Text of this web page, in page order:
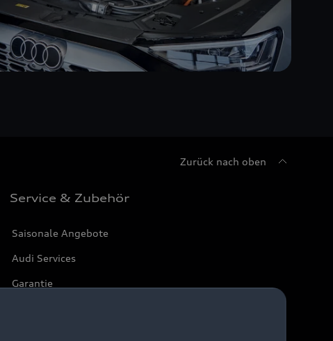
Zurück nach oben
Service & Zubehör
Saisonale Angebote
Audi Services
Garantie